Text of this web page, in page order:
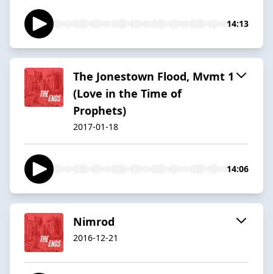
14:13
The Jonestown Flood, Mvmt 1
(Love in the Time of
Prophets)
2017-01-18
14:06
Nimrod
2016-12-21